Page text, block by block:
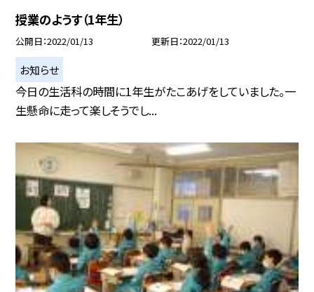
授業のようす（1年生）
公開日 2022/01/13 更新日 2022/01/13
お知らせ
今日の生活科の時間に1年生がたこあげをしていました。一
生懸命に走って楽しそうでし...